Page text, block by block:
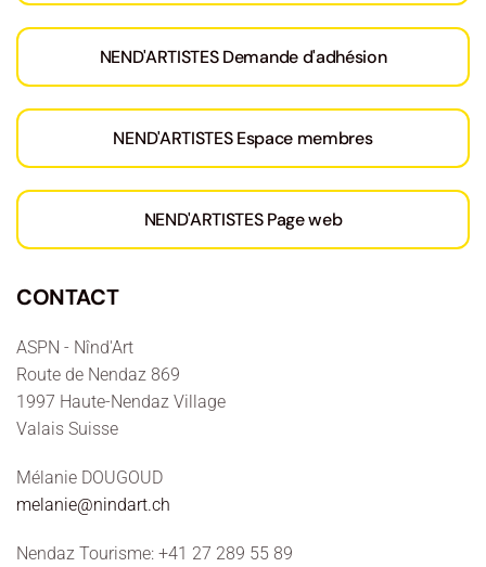
NEND'ARTISTES Demande d'adhésion
NEND'ARTISTES Espace membres
NEND'ARTISTES Page web
CONTACT
ASPN - Nînd'Art
Route de Nendaz 869
1997 Haute-Nendaz Village
Valais Suisse
Mélanie DOUGOUD
melanie@nindart.ch
Nendaz Tourisme: +41 27 289 55 89